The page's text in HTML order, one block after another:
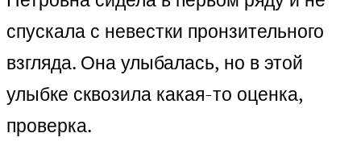
спускала с невестки пронзительного
взгляда. Она улыбалась, но в этой
улыбке сквозила какая-то оценка,
проверка.